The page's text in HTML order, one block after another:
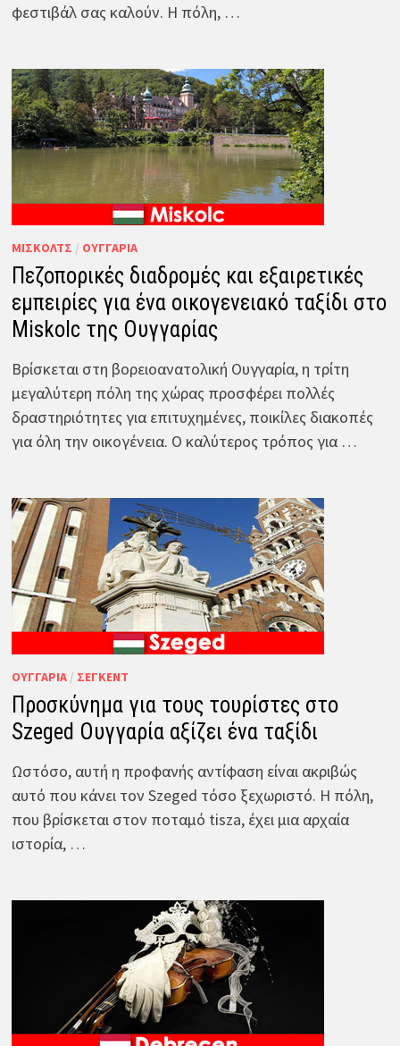
φεστιβάλ σας καλούν. Η πόλη, …
ΜΊΣΚΟΛΤΣ / ΟΥΓΓΑΡΊΑ
Πεζοπορικές διαδρομές και εξαιρετικές
εμπειρίες για ένα οικογενειακό ταξίδι στο
Miskolc της Ουγγαρίας
Βρίσκεται στη βορειοανατολική Ουγγαρία, η τρίτη
μεγαλύτερη πόλη της χώρας προσφέρει πολλές
δραστηριότητες για επιτυχημένες, ποικίλες διακοπές
για όλη την οικογένεια. Ο καλύτερος τρόπος για …
ΟΥΓΓΑΡΊΑ/ ΣΈΓΚΕΝΤ
Προσκύνημα για τους τουρίστες στο
Szeged Ουγγαρία αξίζει ένα ταξίδι
Ωστόσο, αυτή η προφανής αντίφαση είναι ακριβώς
αυτό που κάνει τον Szeged τόσο ξεχωριστό. Η πόλη,
που βρίσκεται στον ποταμό tisza, έχει μια αρχαία
ιστορία, …